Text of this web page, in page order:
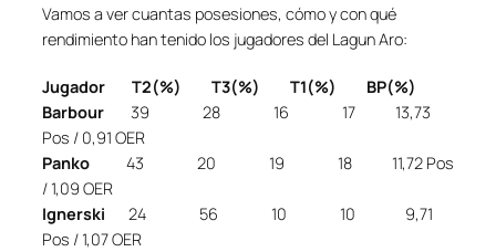
Vamos a ver cuantas posesiones, cómo y con qué
rendimiento han tenido los jugadores del Lagun Aro:
Jugador T2(%) T3(%) T1(%) BP(%)
Barbour 39 28 16 17 13,73
Pos / 0,91 OER
Panko 43 20 19 18 11,72 Pos
/ 1,09 OER
Ignerski 24 56 10 10 9,71
Pos / 1,07 OER